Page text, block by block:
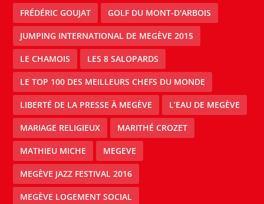
FRÉDÉRIC GOUJAT GOLF DU MONT-D'ARBOIS
JUMPING INTERNATIONAL DE MEGÈVE 2015
LE CHAMOIS LES 8 SALOPARDS
LE TOP 100 DES MEILLEURS CHEFS DU MONDE
LIBERTÉ DE LA PRESSE À MEGÈVE L’EAU DE MEGÈVE
MARIAGE RELIGIEUX MARITHÉ CROZET
MATHIEU MICHE MEGEVE
MEGÈVE JAZZ FESTIVAL 2016
MEGÈVE LOGEMENT SOCIAL